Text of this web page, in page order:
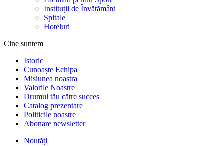
Instituții de Învățământ
Spitale
Hoteluri
Cine suntem
Istoric
Cunoaște Echipa
Misiunea noastra
Valorile Noastre
Drumul tău către succes
Catalog prezentare
Politicile noastre
Abonare newsletter
Noutăți